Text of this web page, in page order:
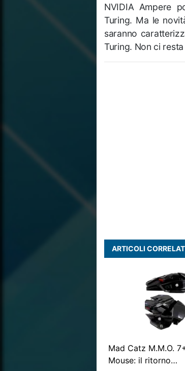
NVIDIA Ampere
Turing. Ma le
saranno
Turing. Non ci
ARTICOLI
Mad Catz M.M.O.
Mouse: il ritorno…